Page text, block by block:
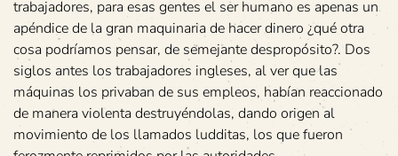
trabajadores, para esas gentes el ser humano es apenas un
apéndice de la gran maquinaria de hacer dinero ¿qué otra
cosa podríamos pensar, de semejante despropósito?. Dos
siglos antes los trabajadores ingleses, al ver que las
máquinas los privaban de sus empleos, habían reaccionado
de manera violenta destruyéndolas, dando origen al
movimiento de los llamados ludditas, los que fueron